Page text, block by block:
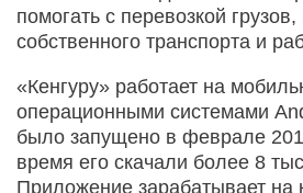
помогать с перевозкой
собственного транспорта и
«Кенгуру» работает на
операционными системами
было запущено в феврале
время его скачали более 8
Приложение зарабатывает на